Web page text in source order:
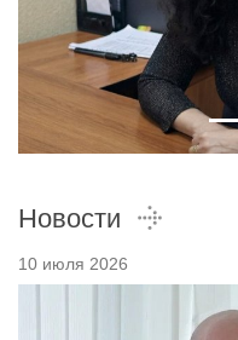
Новости
10 июля 2026